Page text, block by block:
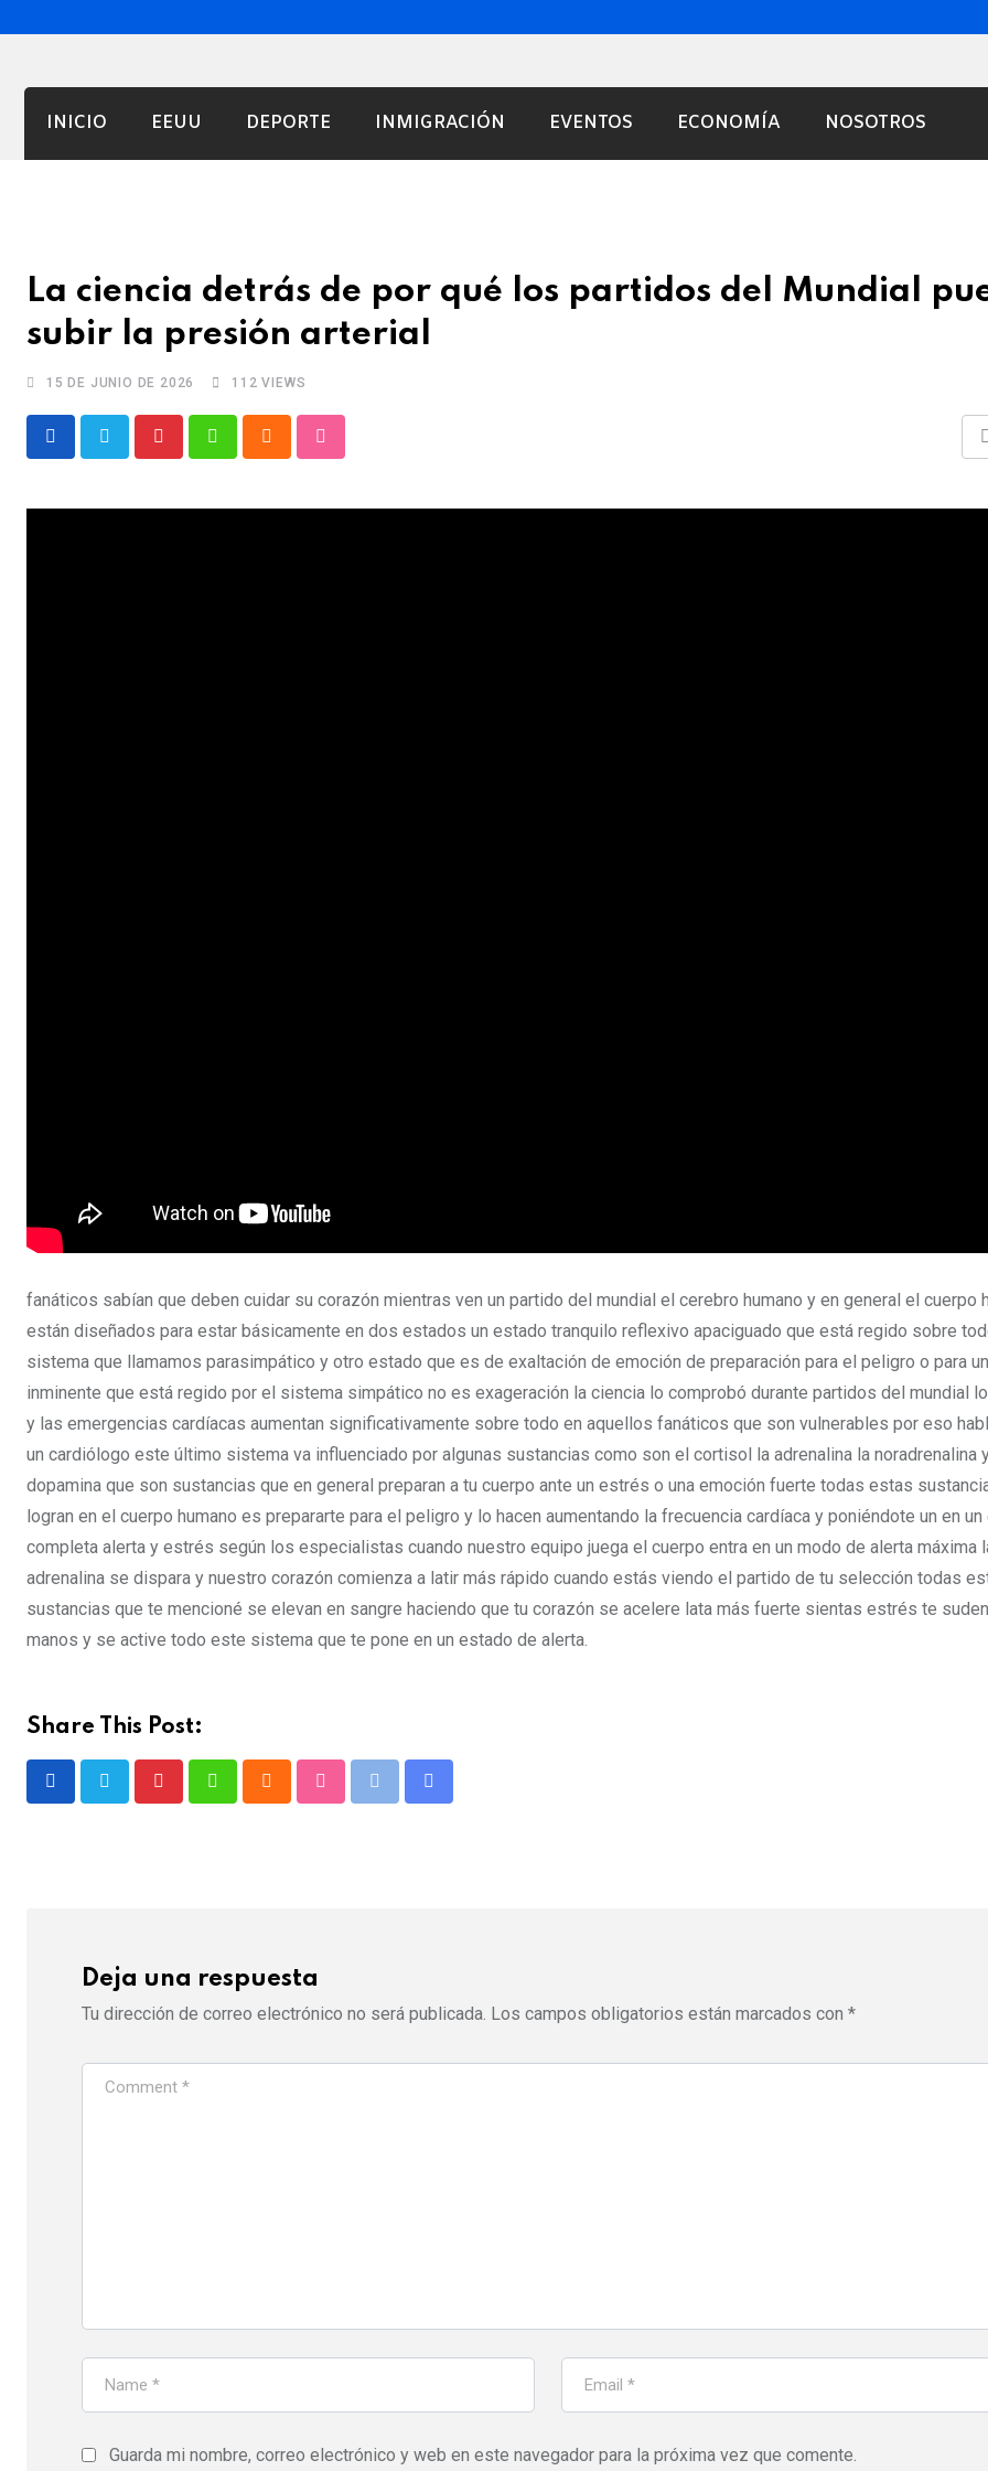
INICIO EEUU DEPORTE INMIGRACIÓN EVENTOS ECONOMÍA NOSOTROS
La ciencia detrás de por qué los partidos del Mundial
subir la presión arterial
15 DE JUNIO DE 2026 112 VIEWS
fanáticos sabían que deben cuidar su corazón mientras ven un partido del mundial el cerebro humano y en general el cuerpo
están diseñados para estar básicamente en dos estados un estado tranquilo reflexivo apaciguado que está regido sobre
sistema que llamamos parasimpático y otro estado que es de exaltación de emoción de preparación para el peligro o para
inminente que está regido por el sistema simpático no es exageración la ciencia lo comprobó durante partidos del mundial
y las emergencias cardíacas aumentan significativamente sobre todo en aquellos fanáticos que son vulnerables por eso
un cardiólogo este último sistema va influenciado por algunas sustancias como son el cortisol la adrenalina la noradrenalina
dopamina que son sustancias que en general preparan a tu cuerpo ante un estrés o una emoción fuerte todas estas
logran en el cuerpo humano es prepararte para el peligro y lo hacen aumentando la frecuencia cardíaca y poniéndote un en
completa alerta y estrés según los especialistas cuando nuestro equipo juega el cuerpo entra en un modo de alerta máxima
adrenalina se dispara y nuestro corazón comienza a latir más rápido cuando estás viendo el partido de tu selección todas
sustancias que te mencioné se elevan en sangre haciendo que tu corazón se acelere lata más fuerte sientas estrés te
manos y se active todo este sistema que te pone en un estado de alerta.
Share This Post:
Deja una respuesta
Tu dirección de correo electrónico no será publicada. Los campos obligatorios están marcados con *
Guarda mi nombre, correo electrónico y web en este navegador para la próxima vez que comente.